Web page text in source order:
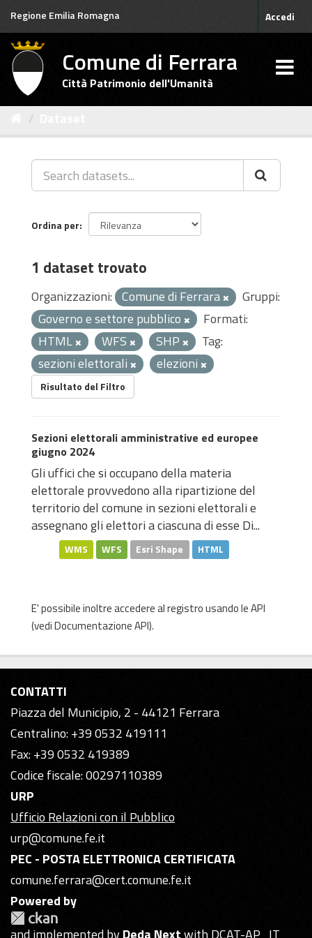
Salta
contenuto
Regione Emilia Romagna Accedi
Comune di Ferrara
Città Patrimonio dell'Umanità
Ordina per
1 dataset trovato
Organizzazioni: Comune di Ferrara
Gruppi:
Governo e settore pubblico
Formati:
HTML
WFS SHP
Tag:
sezioni elettorali
elezioni
Risultato del Filtro
Sezioni elettorali amministrative ed europee
giugno 2024
Gli uffici che si occupano della materia
elettorale provvedono alla ripartizione del
territorio del comune in sezioni elettorali e
assegnano gli elettori a ciascuna di esse Di...
WMS WFS Esri Shape HTML
E' possibile inoltre accedere al registro usando leAPI
(vediDocumentazione API).
CONTATTI
Piazza del Municipio, 2 - 44121 Ferrara
Centralino: +39 0532 419111
Fax: +39 0532 419389
Codice fiscale: 00297110389
URP
Ufficio Relazioni con il Pubblico
urp@comune.fe.it
PEC - POSTA ELETTRONICA CERTIFICATA
comune.ferrara@cert.comune.fe.it
Powered by
and implemented byDeda Nextwith DCAT-AP_IT